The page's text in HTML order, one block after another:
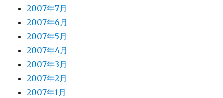
2007年7月
2007年6月
2007年5月
2007年4月
2007年3月
2007年2月
2007年1月